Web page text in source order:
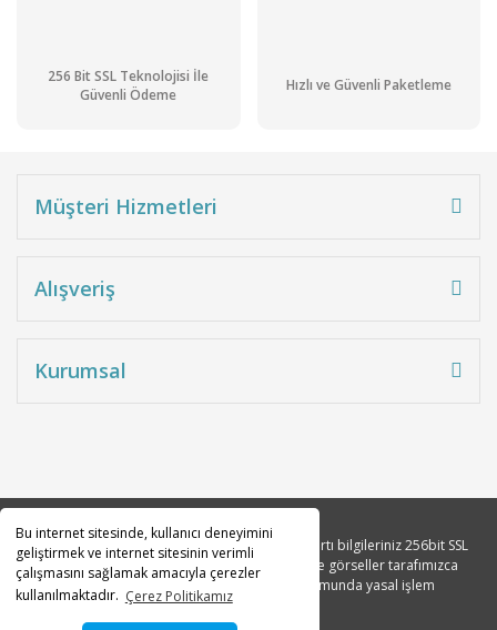
Bu internet sitesinde, kullanıcı deneyimini
geliştirmek ve internet sitesinin verimli
çalışmasını sağlamak amacıyla çerezler
kullanılmaktadır. Çerez Politikamız
ISOLAB Büret - Düz - Şeffaf - PTFE Musluklu - AS Kalite - Grup
256 Bit SSL Teknolojisi İle
Güvenli Ödeme
Hızlı ve Güvenli Paketleme
Müşteri Hizmetleri
Alışveriş
Kurumsal
Copyright 2010© Tüm hakları saklıdır. Kredi kartı bilgileriniz 256bit SSL
sertifikası ile korunmaktadır. Tüm açıklama ve görseller tarafımızca
tasarlanmıştır. İzinsiz kopyalanması durumunda yasal işlem
başlatılacaktır.